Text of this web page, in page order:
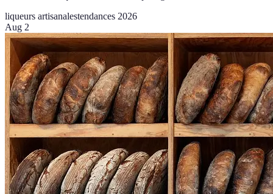
liqueurs artisanalestendances 2026
Aug 2